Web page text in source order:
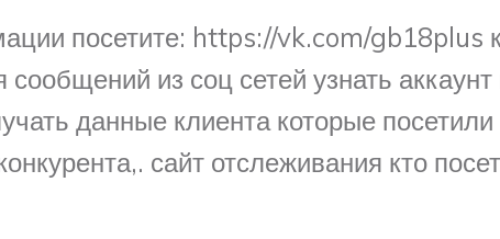
посетите: https://vk.com/gb18plus
из соц сетей узнать
данные клиента которые
сайт отслеживания кто